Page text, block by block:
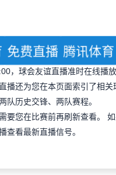
免费直播 腾讯体育
，球会友谊直播准时在线播
播还为您在本页面索引了相
队历史交锋、两队赛程。
要您在比赛前再刷新查看。
查看最新直播信号。